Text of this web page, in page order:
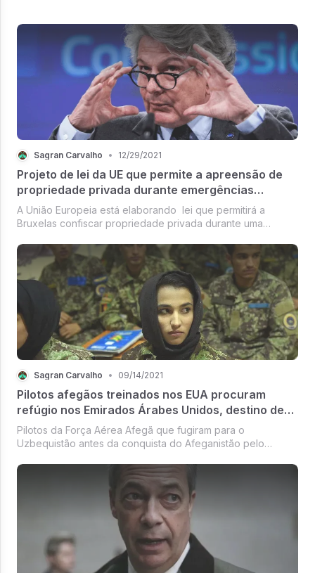
Sagran Carvalho • 12/29/2021
Projeto de lei da UE que permite a apreensão de
propriedade privada durante emergências
pandêmicas
A União Europeia está elaborando lei que permitirá a
Bruxelas confiscar propriedade privada durante uma
Sagran Carvalho • 09/14/2021
Pilotos afegãos treinados nos EUA procuram
refúgio nos Emirados Árabes Unidos, destino de
aeronaves de combate é incerto
Pilotos da Força Aérea Afegã que fugiram para o
Uzbequistão antes da conquista do Afeganistão pelo
Unidos em busca de refúgio permanente no ultimo fim de
semana. O destino de várias dezenas d...